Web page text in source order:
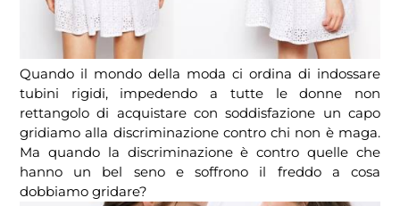
Quando il mondo della moda ci ordina di indossare
tubini rigidi, impedendo a tutte le donne non
rettangolo di acquistare con soddisfazione un capo
gridiamo alla discriminazione contro chi non è maga.
Ma quando la discriminazione è contro quelle che
hanno un bel seno e soffrono il freddo a cosa
dobbiamo gridare?